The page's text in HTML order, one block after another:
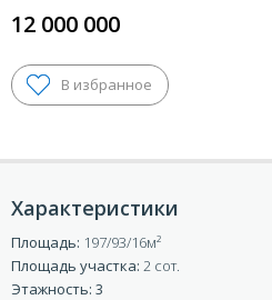
ВХОД ДЛЯ КЛИЕНТОВ
12 000 000
Характеристики
Площадь: 197/93/16
Площадь участка: 2 сот.
Этажность: 3